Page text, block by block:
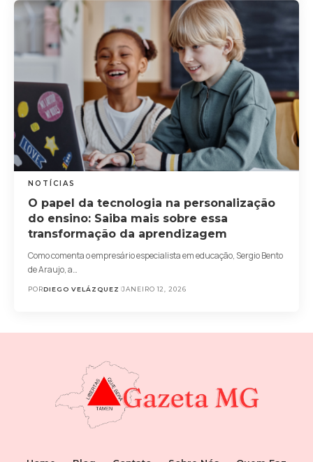
NOTÍCIAS
O papel da tecnologia na personalização
do ensino: Saiba mais sobre essa
transformação da aprendizagem
Como comenta o empresário especialista em educação, Sergio Bento
de Araujo, a…
PORDIEGO VELÁZQUEZ JANEIRO 12, 2026